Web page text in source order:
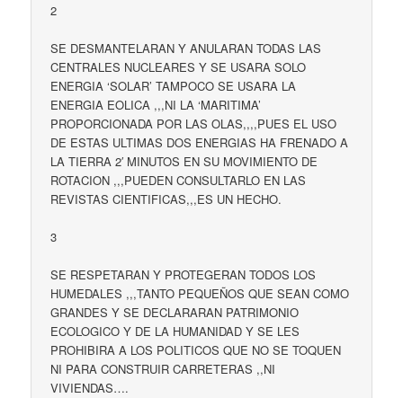
2
SE DESMANTELARAN Y ANULARAN TODAS LAS
CENTRALES NUCLEARES Y SE USARA SOLO
ENERGIA ‘SOLAR’ TAMPOCO SE USARA LA
ENERGIA EOLICA ,,,NI LA ‘MARITIMA’
PROPORCIONADA POR LAS OLAS,,,,PUES EL USO
DE ESTAS ULTIMAS DOS ENERGIAS HA FRENADO A
LA TIERRA 2′ MINUTOS EN SU MOVIMIENTO DE
ROTACION ,,,PUEDEN CONSULTARLO EN LAS
REVISTAS CIENTIFICAS,,,ES UN HECHO.
3
SE RESPETARAN Y PROTEGERAN TODOS LOS
HUMEDALES ,,,TANTO PEQUEÑOS QUE SEAN COMO
GRANDES Y SE DECLARARAN PATRIMONIO
ECOLOGICO Y DE LA HUMANIDAD Y SE LES
PROHIBIRA A LOS POLITICOS QUE NO SE TOQUEN
NI PARA CONSTRUIR CARRETERAS ,,NI
VIVIENDAS….